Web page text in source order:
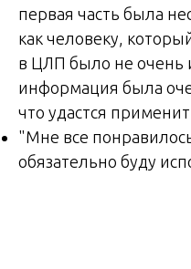
первая часть была
как человеку,
в ЦЛП было не очень
информация была
что удастся
"Мне все
обязательно буду